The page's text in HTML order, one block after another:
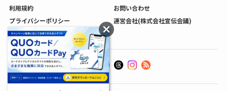
利用規約
お問い合わせ
プライバシーポリシー
運営会社(株式会社宣伝会議)
利用者情報の外部送信について